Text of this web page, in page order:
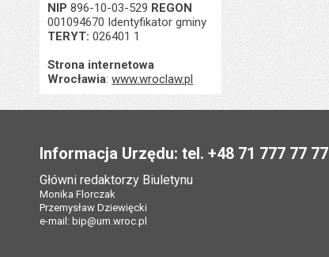
NIP 896-10-03-529 REGON
001094670 Identyfikator gminy
TERYT: 026401 1
Strona internetowa
Wrocławia:www.wroclaw.pl
Informacja Urzędu: tel. +48 71 777 77 77
Główni redaktorzy Biuletynu
Monika Florczak
Przemysław Dziewięcki
e-mail: bip@um.wroc.pl